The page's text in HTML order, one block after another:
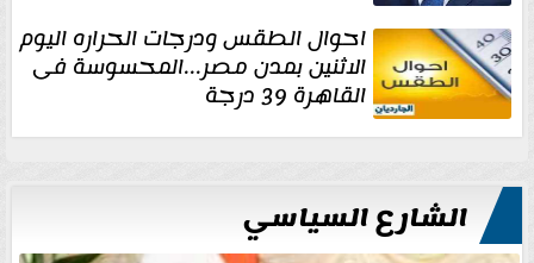
احوال الطقس ودرجات الحراره اليوم
الاثنين بمدن مصر...المحسوسة فى
القاهرة 39 درجة
الشارع السياسي